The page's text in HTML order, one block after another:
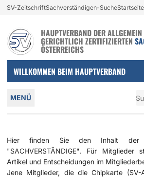
Login und nützliche Links
SV-Zeitschrift(aktiv)
Sachverständigen-SucheStartseite
HAUPTVERBAND DER
GERICHTLICH ZERTIFIZIERTEN
ÖSTERREICHS
WILLKOMMEN BEIM HAUPTVERBAND
Hauptmenü
MENÜ
Hier finden Sie den Inhalt der
"SACHVERSTÄNDIGE". Für Mitglieder
Artikel und Entscheidungen im
Jene Mitglieder, die die Chipkarte (SV-